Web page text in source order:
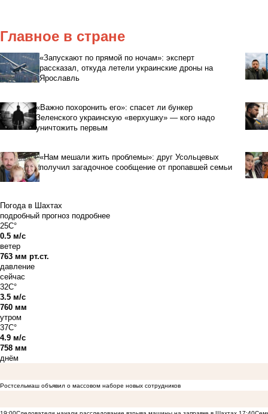
Главное в стране
«Запускают по прямой по ночам»: эксперт
рассказал, откуда летели украинские дроны на
Ярославль
«Важно похоронить его»: спасет ли бункер
Зеленского украинскую «верхушку» — кого надо
уничтожить первым
«Нам мешали жить проблемы»: друг Усольцевых
получил загадочное сообщение от пропавшей семьи
Погода в Шахтах
подробный прогноз подробнее
25C°
0.5 м/с
ветер
763 мм рт.ст.
давление
сейчас
32C°
3.5 м/с
760 мм
утром
37C°
4.9 м/с
758 мм
днём
Ростсельмаш объявил о массовом наборе новых сотрудников